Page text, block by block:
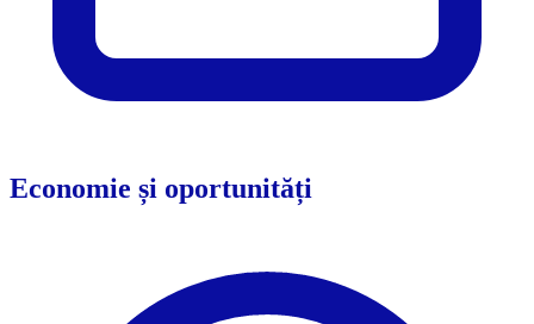
Economie și oportunități